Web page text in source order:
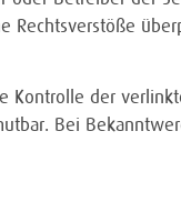
Rechtsverstöße
Kontrolle der
Bei